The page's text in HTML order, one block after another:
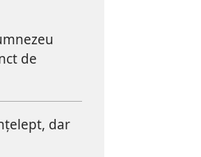
de
dar